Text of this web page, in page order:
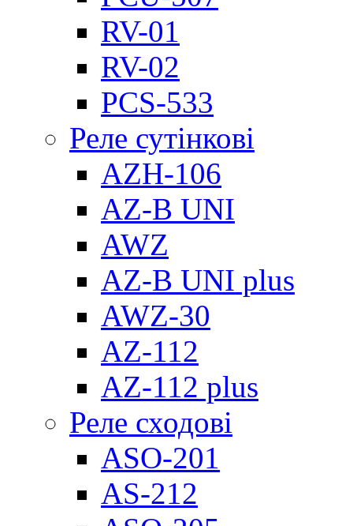
RV-01
RV-02
PCS-533
Реле сутінкові
AZH-106
AZ-B UNI
AWZ
AZ-B UNI plus
AWZ-30
AZ-112
AZ-112 plus
Реле сходові
ASO-201
AS-212